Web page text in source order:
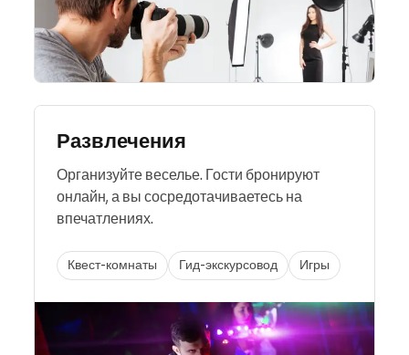
Развлечения
Организуйте веселье. Гости бронируют
онлайн, а вы сосредотачиваетесь на
впечатлениях.
Квест-комнаты Гид-экскурсовод Игры